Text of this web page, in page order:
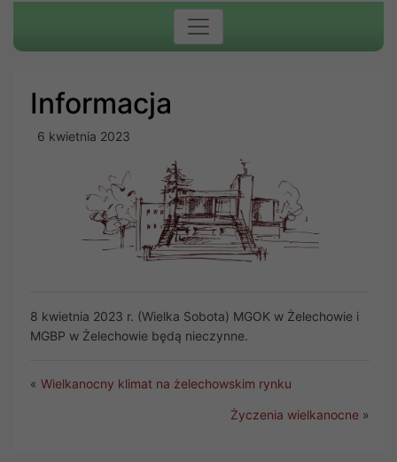
Informacja
6 kwietnia 2023
8 kwietnia 2023 r. (Wielka Sobota) MGOK w Żelechowie i
MGBP w Żelechowie będą nieczynne.
«Wielkanocny klimat na żelechowskim rynku
Życzenia wielkanocne »